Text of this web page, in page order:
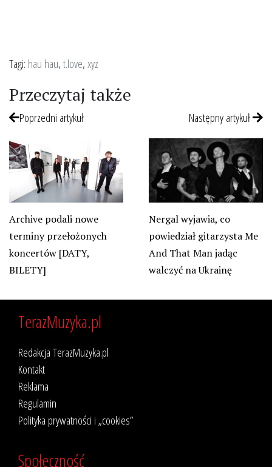
Tagi: hau hau,t.love,xyz
Przeczytaj także
Poprzedni artykuł
Archive podali nowe
terminy przełożonych
koncertów [DATY,
BILETY]
Następny artykuł
Nergal wyjawia, co
powiedział gitarzysta Me
And That Man jadąc
walczyć na Ukrainę
TerazMuzyka.pl
Redakcja TerazMuzyka.pl
Kontakt
Reklama
Regulamin
Polityka prywatności i „cookies”
Społeczność